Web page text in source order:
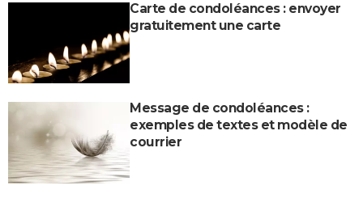
Carte de condoléances : envoyer
gratuitement une carte
Message de condoléances :
exemples de textes et modèle de
courrier